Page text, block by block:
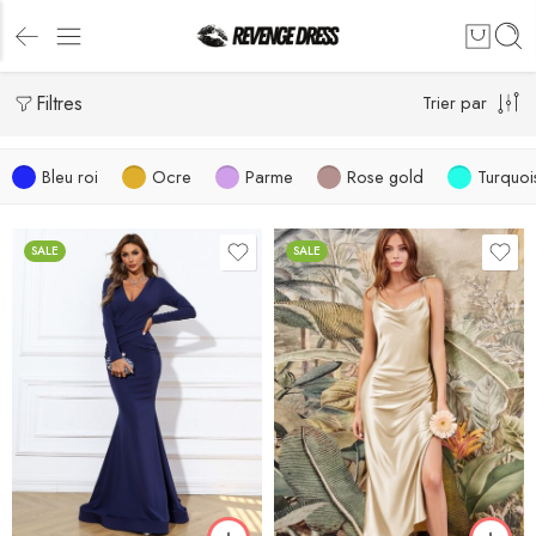
Filtres Trier par
Bleu roi Ocre Parme Rose gold
SALE SALE